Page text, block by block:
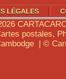
LÉGALES
postales,
| ©